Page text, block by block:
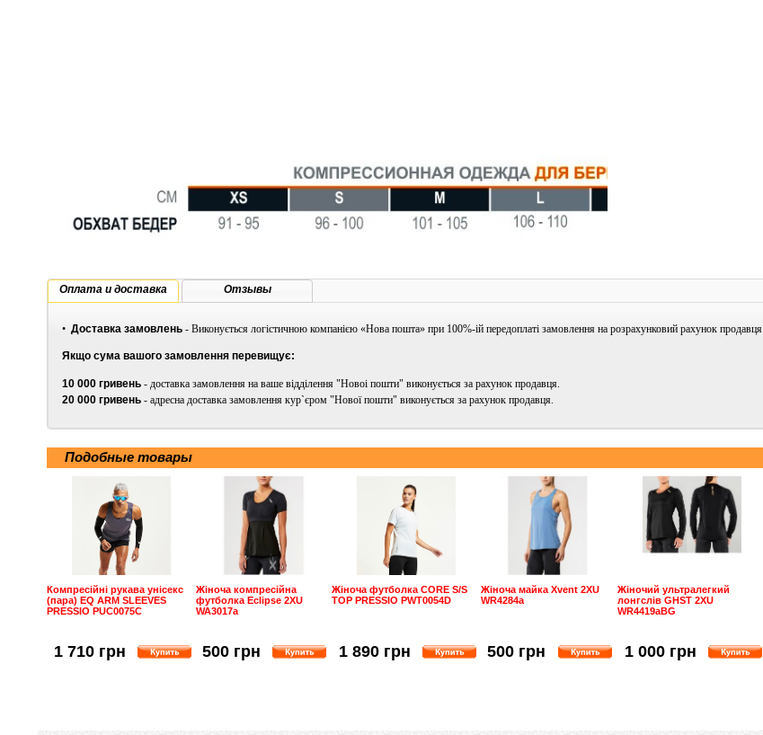
Оплата и доставка Отзывы
• Доставка замовлень- Виконується логістичною компанією «Нова пошта» при 100%-ій передоплаті замовлення на розрахунковий рахунок продавця.
Якщо сума вашого замовлення перевищує:
10 000 гривень- доставка замовлення на ваше відділення "Новоі пошти" виконується за рахунок продавця.
20 000 гривень- адресна доставка замовлення кур`єром "Нової пошти" виконується за рахунок продавця.
Подобные товары
Компресійні рукава унісекс
(пара) EQ ARM SLEEVES
PRESSIO PUC0075C
Жіноча компресійна
футболка Eclipse 2XU
WA3017a
Жіноча футболка CORE S/S
TOP PRESSIO PWT0054D
Жіноча майка Xvent 2XU
WR4284a
Жіночий ультралегкий
лонгслів GHST 2XU
WR4419aBG
1 710 грн 500 грн 1 890 грн 500 грн 1 000 грн